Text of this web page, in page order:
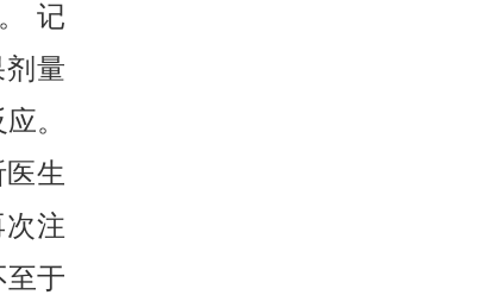
记
量
。
生
注
至于